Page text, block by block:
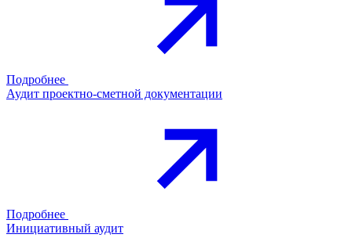
Подробнее
Аудит проектно-сметной документации
Подробнее
Инициативный аудит